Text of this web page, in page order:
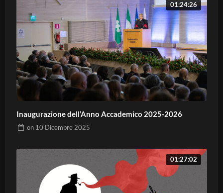
01:24:26
Inaugurazione dell’Anno Accademico 2025-2026
on 10 Dicembre 2025
01:27:02